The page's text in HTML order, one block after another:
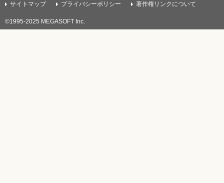
サイトマップ プライバシーポリシー 著作権リンクについて
©1995-2025 MEGASOFT Inc.